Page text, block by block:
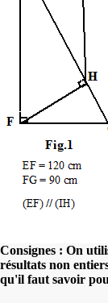
Consignes : On
résultats non
qu'il faut savoir